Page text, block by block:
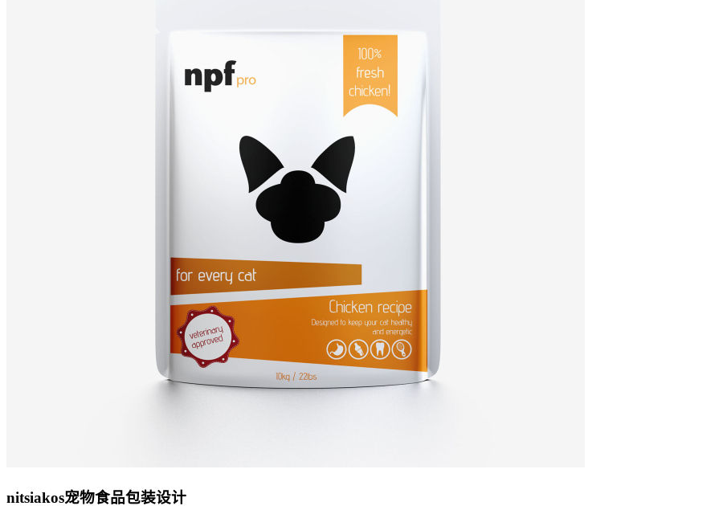
nitsiakos宠物食品包装设计